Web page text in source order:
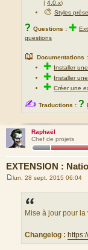
|4.0.x)
🎨Styles
? Questions : ✚
questions
📖 Documentations :
✚ Installer
✚ Installer
✚Créer une
✍ Traductions : ?
Raphaël
Chef de projets
EXTENSION :
lun. 28 sept. 2015 06:04
Mise à jour pour la
Changelog :